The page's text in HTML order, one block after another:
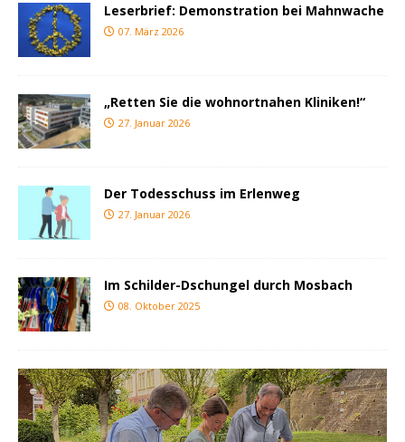
Leserbrief: Demonstration bei Mahnwache
07. März 2026
„Retten Sie die wohnortnahen Kliniken!“
27. Januar 2026
Der Todesschuss im Erlenweg
27. Januar 2026
Im Schilder-Dschungel durch Mosbach
08. Oktober 2025